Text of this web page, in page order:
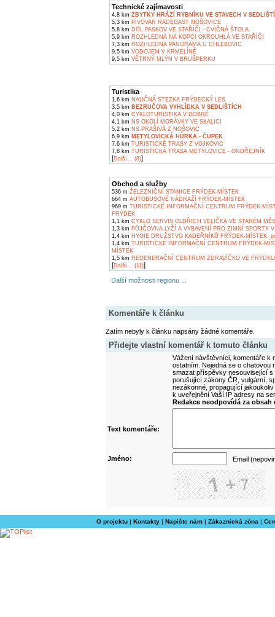
Technické zajímavosti
4,8 km ZBYTKY HRÁZÍ RYBNÍKU VE STAVECH V
5,3 km PIVOVAR RADEGAST NOŠOVICE
5,8 km DŮL PASKOV VE STAŘÍČI - CVIČNÁ ŠTOLA
5,9 km ROZHLEDNA NA KOPCI OKROUHLÁ VE STAŘÍČI
7,3 km ROZHLEDNA PANORAMA U CHLEBOVIC
9,5 km VODOJEM V KRMELÍNĚ
9,5 km VĚTRNÝ MLÝN V BRUŠPERKU
Turistika
1,6 km NAUČNÁ STEZKA FRÝDECKÝ LES
3,5 km BEZRUČOVA VYHLÍDKA V SEDLIŠTÍCH
4,0 km CYKLOTURISTIKA V DOBRÉ
4,1 km NS OKOLÍ MORÁVKY VE SKALICI
5,2 km NS PRAŠIVÁ Z NOŠOVIC
6,9 km METYLOVICKÁ HŮRKA - ČUPEK
7,6 km TURISTICKÉ TRASY Z VOJKOVIC
7,8 km TURISTICKÁ TRASA METYLOVICE - ONDŘEJNÍK
[Další... (8)]
Obchod a služby
536 m ŽELEZNIČNÍ STANICE FRÝDEK-MÍSTEK
664 m AUTOBUSOVÉ NÁDRAŽÍ FRÝDEK-MÍSTEK
969 m TURISTICKÉ INFORMAČNÍ CENTRUM FRÝDEK-
FRÝDEK
1,1 km CYKLO SERVIS OLDŘICH VELIČKA VE STARÉM
1,3 km PŮJČOVNA LYŽÍ A VYBAVENÍ PRO ZIMNÍ SPORTY
1,4 km HYGIE DRUŽSTVO KADEŘNÍKŮ FRÝDEK-MÍSTEK,
1,4 km TURISTICKÉ INFORMAČNÍ CENTRUM FRÝDEK-
MÍSTEK
1,5 km REGENERAČNÍ CENTRUM ZDRAVÍČKO VE
[Další... (11)]
Další možnosti regionu ...
Komentáře k článku
Zatím nebyly k článku napsány žádné komentáře.
Přidejte vlastní komentář k tomuto článku
Vážení návštěvníci, komentáře k
ostatním. Nejedná se o
smazat příspěvky nesouvisející
porušující zákony ČR, vulgární,
nezákonné, propagující
k uveřejnění Vaší IP adresy na
Redakce neodpovídá za
Text komentáře:
Jméno: Email
O projektu| Kontakty| Napište nám| Zákaznická zóna |